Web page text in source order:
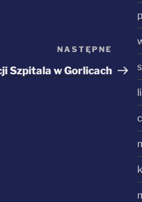
wpis
NASTĘPNE
Szpitala w Gorlicach